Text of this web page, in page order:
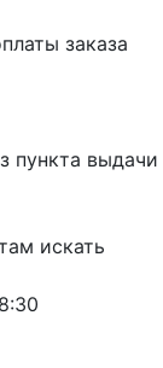
заказа
пункта выдачи
искать